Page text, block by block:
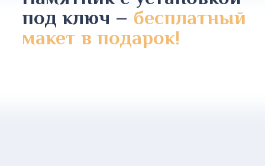
под ключ – бесплатный
макет в подарок!